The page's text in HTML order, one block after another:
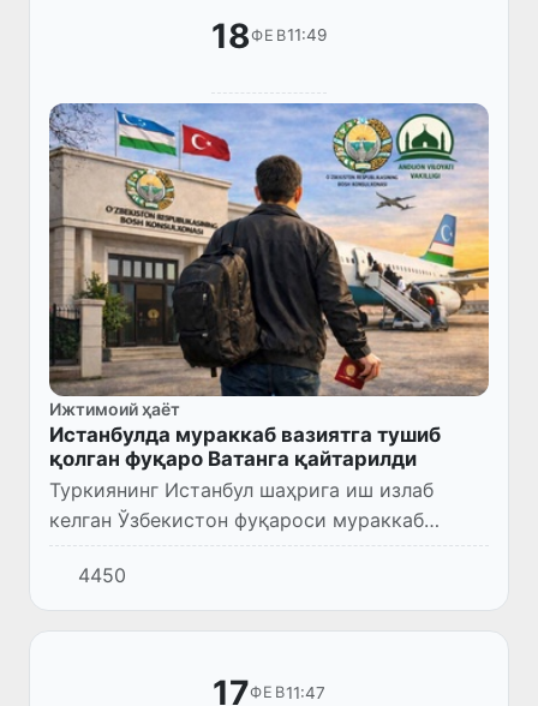
18ФЕВ11:49
Ижтимоий ҳаёт
Истанбулда мураккаб вазиятга тушиб
қолган фуқаро Ватанга қайтарилди
Туркиянинг Истанбул шаҳрига иш излаб
келган Ўзбекистон фуқароси мураккаб
ижтимоий вазиятга тушиб қолади.
4450
17ФЕВ11:47